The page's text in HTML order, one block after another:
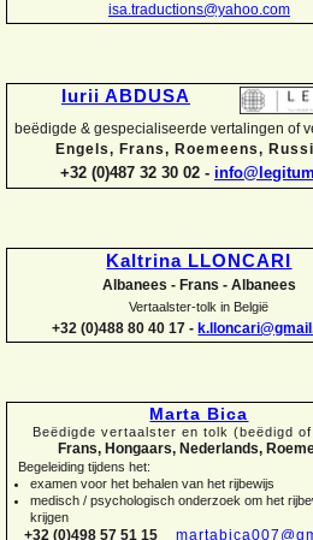
isa.traductions@yahoo.com
Iurii ABDUSA
beëdigde & gespecialiseerde vertalingen of
Engels, Frans, Roemeens,
+32 (0)487 32 30 02 -
Kaltrina LLONCARI
Albanees - Frans - Albanees
Vertaalster-tolk in België
+32 (0)488 80 40 17 -
Marta Bica
Beëdigde vertaalster en tolk (beëdigd
Frans, Hongaars, Nederlands,
Begeleiding tijdens het:
examen voor het behalen van het rijbewijs
medisch / psychologisch onderzoek om het
krijgen
+32 (0)498 57 51 15